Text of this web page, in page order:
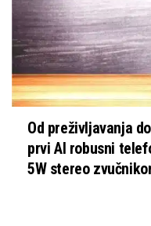
Od preživljavanja
prvi AI robusni
5W stereo